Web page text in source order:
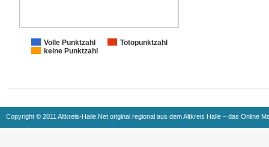
Volle Punktzahl
Totopunktzahl
keine Punktzahl
Copyright © 2011 Altkreis-Halle.Net original regional aus dem Altkreis Halle – das Online